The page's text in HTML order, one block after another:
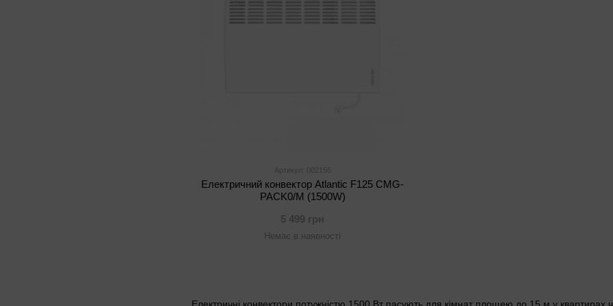
Артикул: 002156
Електричний конвектор Atlantic F125 CMG-
PACK0/M (1500W)
5 499 грн
Немає в наявності